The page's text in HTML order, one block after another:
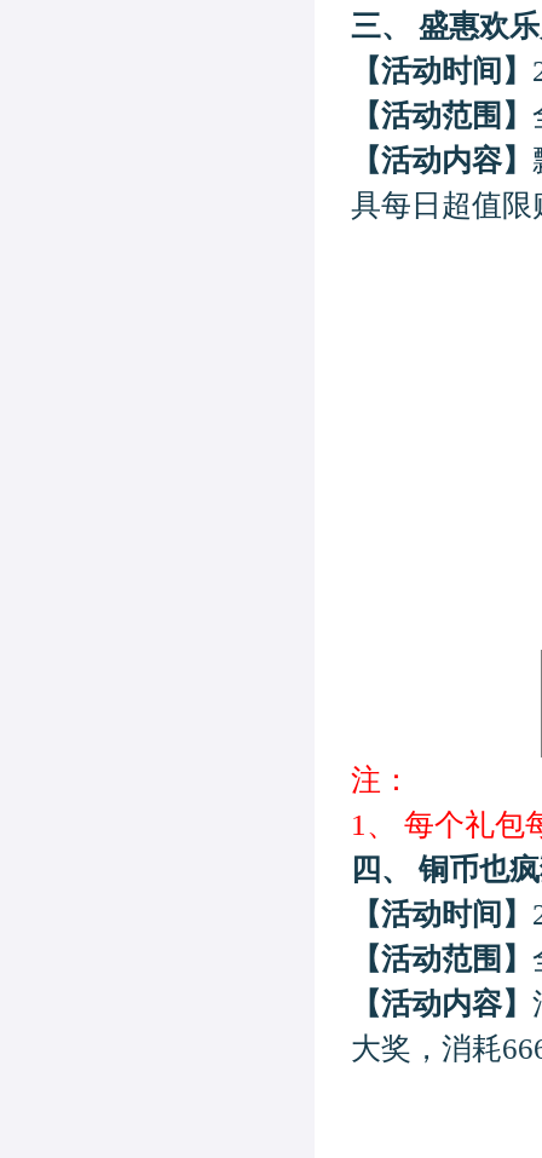
三、 盛惠欢
【活动时间】
【活动范围】
【活动内容】
具每日 超值限
注：
1、 每个礼包
四、铜币也
【活动时间】
【活动范围】
【活动内容】
大奖，消耗